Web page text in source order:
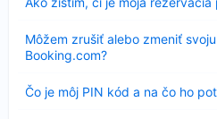
sa
Môžem zrušiť alebo zmeniť
Booking.com?
sa
Čo je môj PIN kód a na čo ho
Nezobrazuje
sa